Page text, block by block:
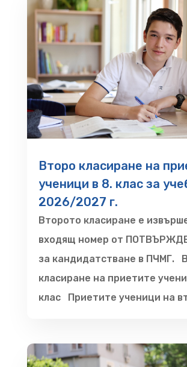
Второ класиране на
ученици в 8. клас за
2026/2027 г.
Второто класиране е
входящ номер от
за кандидатстване в ПЧМГ.
класиране на приетите
клас Приетите ученици на